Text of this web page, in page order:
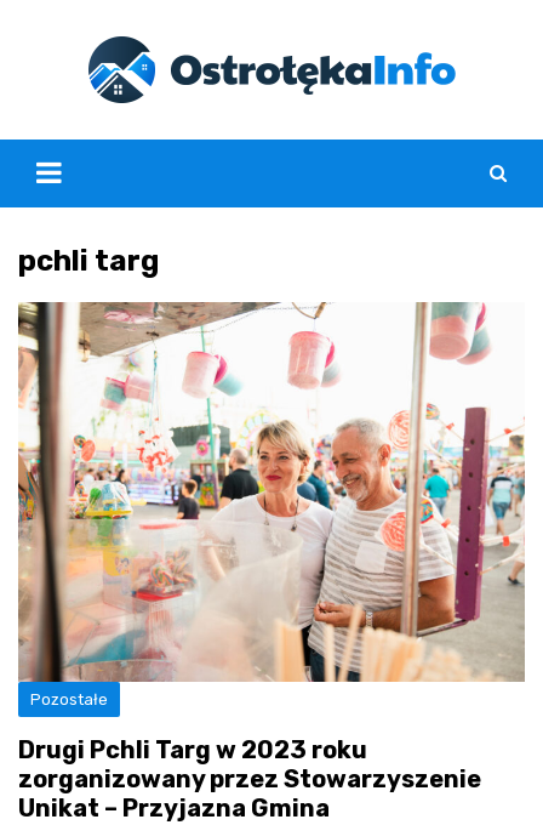
pchli targ
Pozostałe
Drugi Pchli Targ w 2023 roku
zorganizowany przez Stowarzyszenie
Unikat – Przyjazna Gmina